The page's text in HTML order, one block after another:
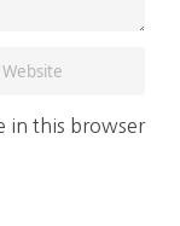
in this browser